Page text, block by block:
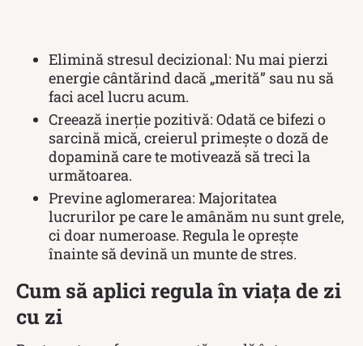
Elimină stresul decizional: Nu mai pierzi
energie cântărind dacă „merită” sau nu să
faci acel lucru acum.
Creează inerție pozitivă: Odată ce bifezi o
sarcină mică, creierul primește o doză de
dopamină care te motivează să treci la
următoarea.
Previne aglomerarea: Majoritatea
lucrurilor pe care le amânăm nu sunt grele,
ci doar numeroase. Regula le oprește
înainte să devină un munte de stres.
Cum să aplici regula în viața de zi
cu zi